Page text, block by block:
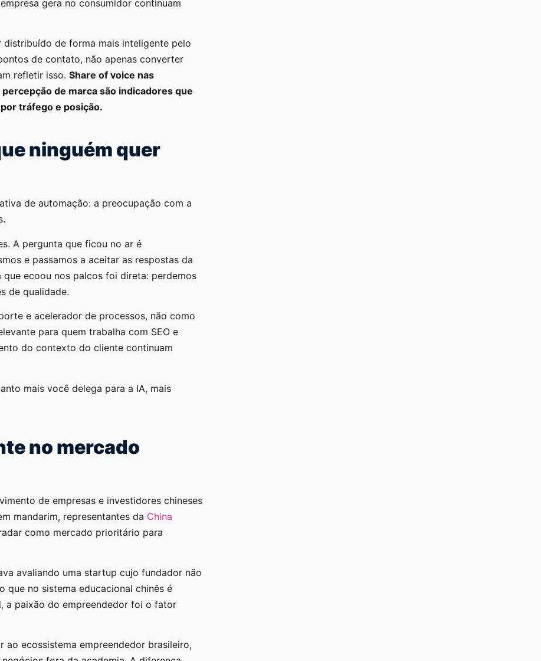
gera no consumidor continuam
de forma mais inteligente pelo
de contato, não apenas converter
refletir isso. Share of voice nas
de marca são indicadores que
tráfego e posição.
ninguém quer
de automação: a preocupação com a
A pergunta que ficou no ar é
e passamos a aceitar as respostas da
ecoou nos palcos foi direta: perdemos
de qualidade.
e acelerador de processos, não como
para quem trabalha com SEO e
do contexto do cliente continuam
mais você delega para a IA, mais
no mercado
de empresas e investidores chineses
mandarim, representantes da China
como mercado prioritário para
avaliando uma startup cujo fundador não
que no sistema educacional chinês é
a paixão do empreendedor foi o fator
ecossistema empreendedor brasileiro,